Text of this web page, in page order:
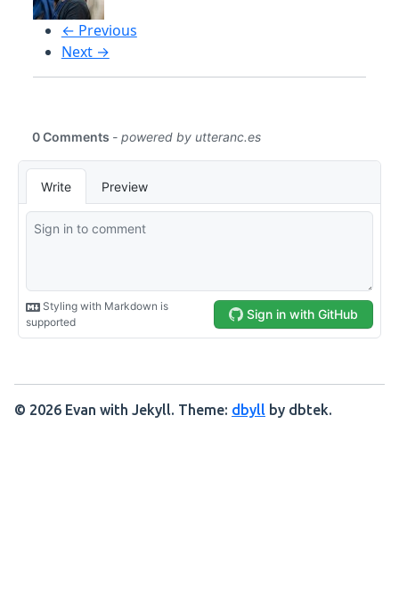
← Previous
Next →
© 2026 Evan with Jekyll. Theme: dbyll by dbtek.